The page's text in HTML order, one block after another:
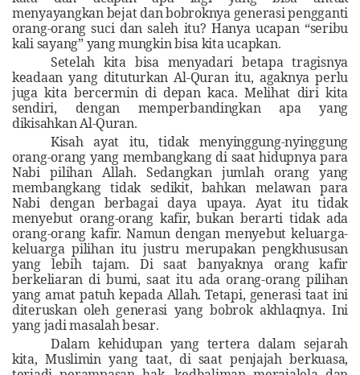
menyayangkan bejat dan bobroknya generasi pengganti
orang-orang suci dan saleh itu? Hanya ucapan “seribu
kali sayang” yang mungkin bisa kita ucapkan.
Setelah kita bisa menyadari betapa tragisnya
keadaan yang dituturkan Al-Quran itu, agaknya perlu
juga kita bercermin di depan kaca. Melihat diri kita
sendiri, dengan memperbandingkan apa yang
dikisahkan Al-Quran.
Kisah ayat itu, tidak menyinggung-nyinggung
orang-orang yang membangkang di saat hidupnya para
Nabi pilihan Allah. Sedangkan jumlah orang yang
membangkang tidak sedikit, bahkan melawan para
Nabi dengan berbagai daya upaya. Ayat itu tidak
menyebut orang-orang kafir, bukan berarti tidak ada
orang-orang kafir. Namun dengan menyebut keluarga-
keluarga pilihan itu justru merupakan pengkhususan
yang lebih tajam. Di saat banyaknya orang kafir
berkeliaran di bumi, saat itu ada orang-orang pilihan
yang amat patuh kepada Allah. Tetapi, generasi taat ini
diteruskan oleh generasi yang bobrok akhlaqnya. Ini
yang jadi masalah besar.
Dalam kehidupan yang tertera dalam sejarah
kita, Muslimin yang taat, di saat penjajah berkuasa,